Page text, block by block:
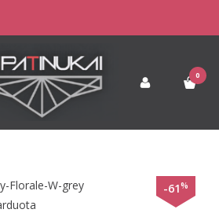
0
DYDŽIO PILKOS
PEONY
-61%
Florale-W-grey